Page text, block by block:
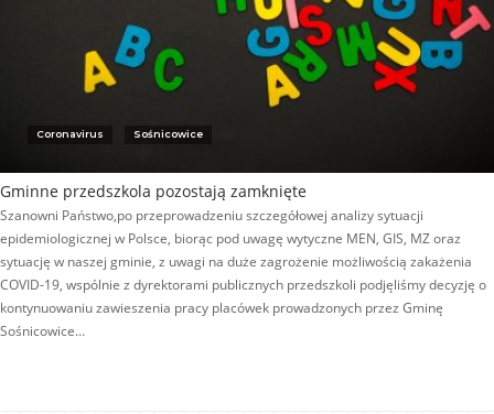
Coronavirus Sośnicowice
Gminne przedszkola pozostają zamknięte
Szanowni Państwo,po przeprowadzeniu szczegółowej analizy sytuacji
epidemiologicznej w Polsce, biorąc pod uwagę wytyczne MEN, GIS, MZ oraz
sytuację w naszej gminie, z uwagi na duże zagrożenie możliwością zakażenia
COVID-19, wspólnie z dyrektorami publicznych przedszkoli podjęliśmy decyzję o
kontynuowaniu zawieszenia pracy placówek prowadzonych przez Gminę
Sośnicowice…